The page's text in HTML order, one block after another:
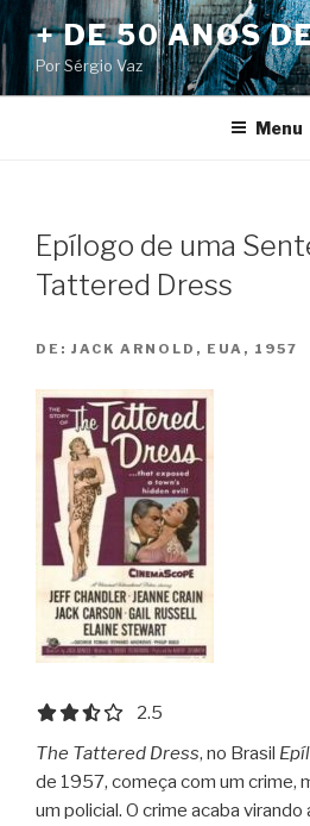
Pular
para
o
conteúdo
+ DE 50 ANOS
Por Sérgio Vaz
Menu
Epílogo de uma
Tattered Dress
DE: JACK ARNOLD, EUA, 1957
2.5 out of 5.0 stars
2.5
The Tattered Dress, no Brasil
de 1957, começa com um crime,
um policial. O crime acaba